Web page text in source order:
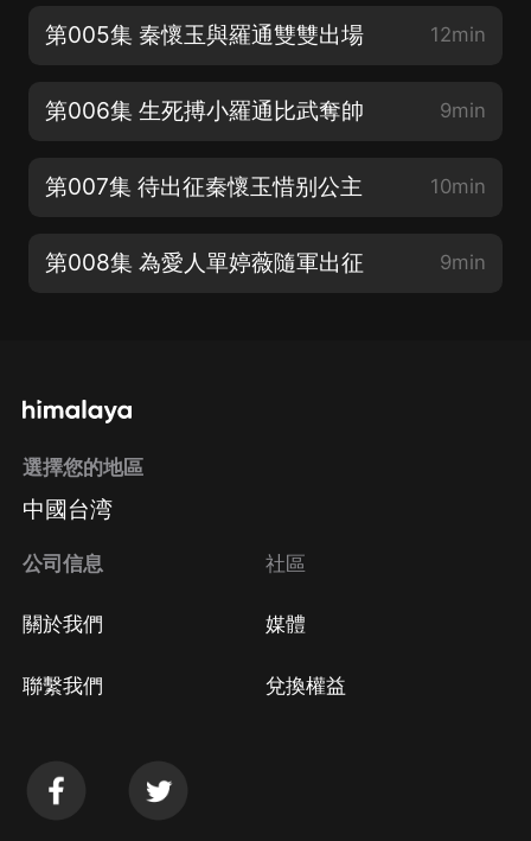
第005集 秦懷玉與羅通雙雙出場 12min
第006集 生死搏小羅通比武奪帥 9min
第007集 待出征秦懷玉惜别公主 10min
第008集 為愛人單婷薇隨軍出征 9min
選擇您的地區
中國台湾
公司信息
關於我們
聯繫我們
社區
媒體
兌換權益